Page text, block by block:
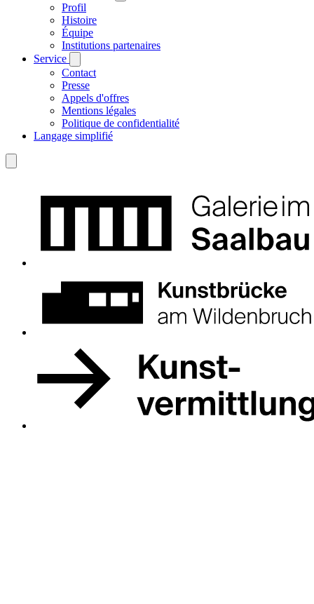
Profil
Histoire
Équipe
Institutions partenaires
Service
Contact
Presse
Appels d'offres
Mentions légales
Politique de confidentialité
Langage simplifié